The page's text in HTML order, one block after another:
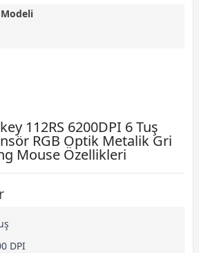
112RS 6200DPI 6 Tuş
RGB Optik Metalik Gri
Mouse Özellikleri
DPI